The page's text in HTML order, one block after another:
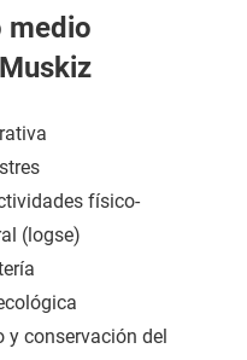
medio
físico-
(logse)
y conservación del